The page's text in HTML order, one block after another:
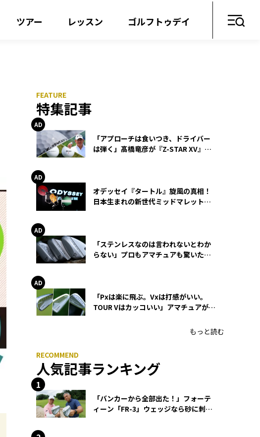
ツアー レッスン ゴルフトゥデイ
特集記事
「アプローチは食いつき、ドライバー
は弾く」髙橋竜彦が『Z-STAR XV』を
オデッセイ『タートル』旋風の真相！
日本生まれの新世代ミッドマレットが
「ステンレスなのは言われないとわか
らない」プロもアマチュアも驚いた
「Pxは楽に飛ぶ。Vxは打感がいい。
TOUR Vはカッコいい」アマチュアが選
もっと読む
人気記事ランキング
「バンカーから全部出た！」フォーテ
ィーン「FR-3」ウェッジなら砂に刺さ